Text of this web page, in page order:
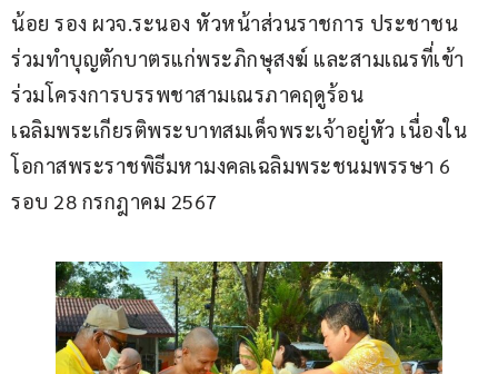
น้อย รอง ผวจ.ระนอง หัวหน้าส่วนราชการ ประชาชน
ร่วมทำบุญตักบาตรแก่พระภิกษุสงฆ์ และสามเณรที่เข้า
ร่วมโครงการบรรพชาสามเณรภาคฤดูร้อน
เฉลิมพระเกียรติพระบาทสมเด็จพระเจ้าอยู่หัว เนื่องใน
โอกาสพระราชพิธีมหามงคลเฉลิมพระชนมพรรษา 6
รอบ 28 กรกฎาคม 2567